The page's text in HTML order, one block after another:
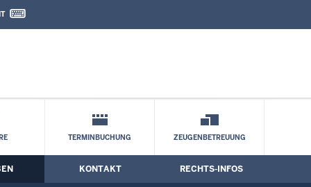
Kontaktformular
TERMINBUCHUNG ZEUGENBETREUUNG
KONTAKT RECHTS-INFOS